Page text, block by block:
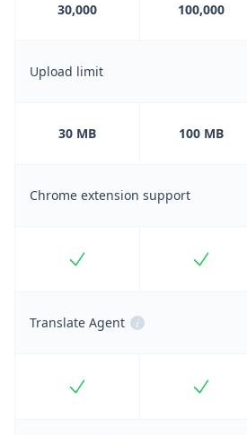
30,000 100,000
Upload limit
30 MB 100 MB
Chrome extension support
Included Included
Translate Agent i
Included Included